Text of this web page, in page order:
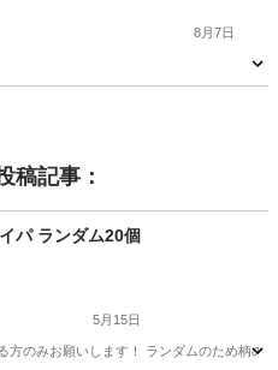
8月7日
稿記事：
パ ランダム20個
5月15日
方のみお願いします！ ランダムのため柄の